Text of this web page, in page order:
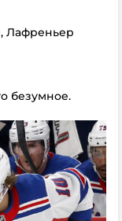
Лафреньер
безумное.